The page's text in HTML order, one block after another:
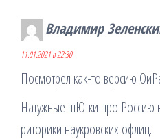
Владимир
11.01.2021 в 22:30
Посмотрел как-то версию
Натужные шЮтки про Россию
риторики наукровских офлиц.